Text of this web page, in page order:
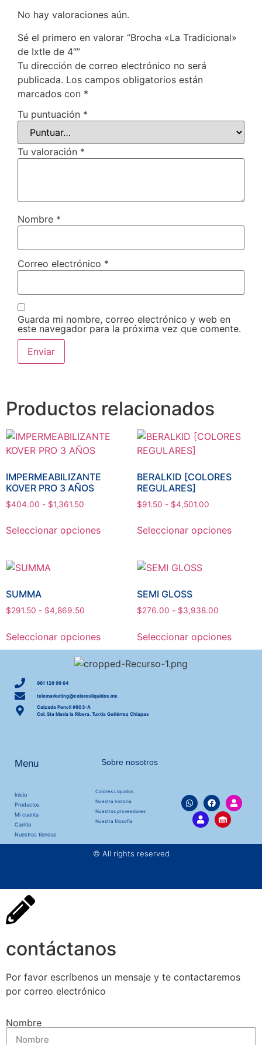
No hay valoraciones aún.
Sé el primero en valorar “Brocha «La Tradicional»
de Ixtle de 4″”
Tu dirección de correo electrónico no será
publicada. Los campos obligatorios están
marcados con *
Tu puntuación *
Tu valoración *
Nombre *
Correo electrónico *
Guarda mi nombre, correo electrónico y web en
este navegador para la próxima vez que comente.
Productos relacionados
IMPERMEABILIZANTE
KOVER PRO 3 AÑOS
$404.00 - $1,361.50
Seleccionar opciones
BERALKID [COLORES
REGULARES]
$91.50 - $4,501.00
Seleccionar opciones
SUMMA
$291.50 - $4,869.50
Seleccionar opciones
SEMI GLOSS
$276.00 - $3,938.00
Seleccionar opciones
961 128 99 64
telemarketing@coloresliquidos.mx
Calzada Pencil #803-A
Col. Sta María la Ribera. Tuxtla Gutiérrez Chiapas
Menu
Inicio
Productos
Mi cuenta
Carrito
Nuestras tiendas
Sobre nosotros
Colores Líquidos
Nuestra historia
Nuestros proveedores
Nuestra filosofía
© All rights reserved
contáctanos
Por favor escríbenos un mensaje y te contactaremos
por correo electrónico
Nombre